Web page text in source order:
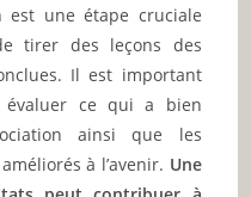
est une étape cruciale
tirer des leçons des
Il est important
ce qui a bien
ainsi que les
à l’avenir. Une